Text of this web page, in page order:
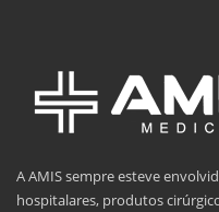
A AMIS sempre esteve
hospitalares, produtos